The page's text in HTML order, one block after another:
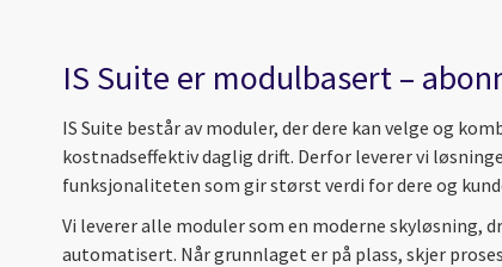
IS Suite er modulbasert –
IS Suite består av moduler, der dere kan velge og
kostnadseffektiv daglig drift. Derfor leverer vi
funksjonaliteten som gir størst verdi for dere og
Vi leverer alle moduler som en moderne skyløsning,
automatisert. Når grunnlaget er på plass, skjer